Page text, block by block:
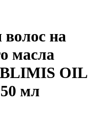
на
масла
OIL
мл